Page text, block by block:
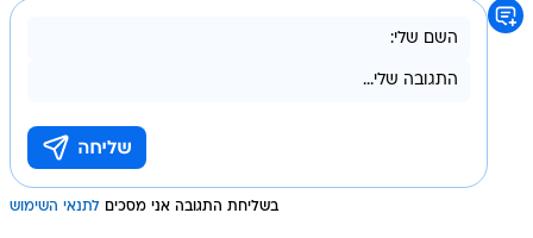
בשליחת התגובה אני מסכים לתנאי השימוש